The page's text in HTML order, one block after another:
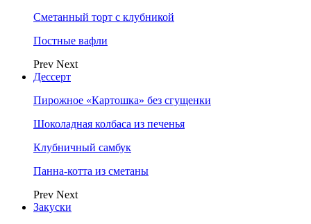
Сметанный торт с клубникой
Постные вафли
Prev Next
Дессерт
Пирожное «Картошка» без сгущенки
Шоколадная колбаса из печенья
Клубничный самбук
Панна-котта из сметаны
Prev Next
Закуски